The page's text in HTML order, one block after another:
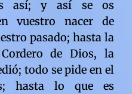
así; y así se os
vuestro nacer de
pasado; hasta la
de Dios, la
todo se pide en el
hasta lo que es